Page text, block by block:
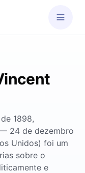
1898,
24 de dezembro
Unidos) foi um
sobre o
e